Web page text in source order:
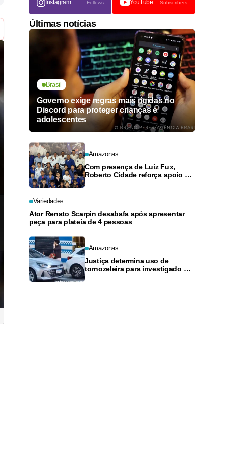
Instagram Follows YouTube Subscribers
Últimas notícias
Brasil
Governo exige regras mais rígidas no
Discord para proteger crianças e
adolescentes
Amazonas
Com presença de Luiz Fux,
Roberto Cidade reforça apoio a
Variedades
Ator Renato Scarpin desabafa após apresentar
peça para plateia de 4 pessoas
Amazonas
Justiça determina uso de
tornozeleira para investigado por